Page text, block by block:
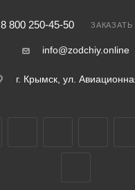
8 800 250-45-50
info@zodchiy.online
г. Крымск, ул.